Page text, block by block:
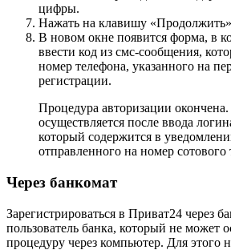
цифры.
Нажать на клавишу
В новом окне появится форма, в
ввести код из смс-сообщения,
номер телефона, указанного на
регистрации.
Процедура авторизации
осуществляется после ввода
который содержится в
отправленного на номер сотового
Через банкомат
Зарегистрироваться в Приват24 через
пользователь банка, который не может
процедуру через компьютер. Для этого